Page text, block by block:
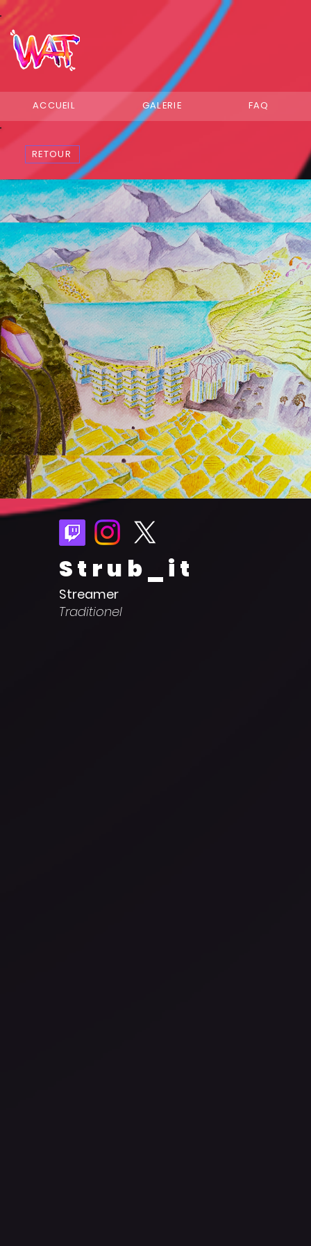
ACCUEIL GALERIE FAQ
RETOUR
Strub_it
Streamer
Traditionel